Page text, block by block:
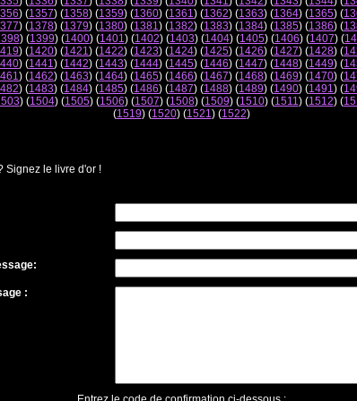
) (1357) (1358) (1359) (1360) (1361) (1362) (1363) (1364) (1365) (
) (1378) (1379) (1380) (1381) (1382) (1383) (1384) (1385) (1386) (
) (1399) (1400) (1401) (1402) (1403) (1404) (1405) (1406) (1407) (
) (1420) (1421) (1422) (1423) (1424) (1425) (1426) (1427) (1428) (
) (1441) (1442) (1443) (1444) (1445) (1446) (1447) (1448) (1449) (
) (1462) (1463) (1464) (1465) (1466) (1467) (1468) (1469) (1470) (
) (1483) (1484) (1485) (1486) (1487) (1488) (1489) (1490) (1491) (
) (1504) (1505) (1506) (1507) (1508) (1509) (1510) (1511) (1512) (
(1519) (1520) (1521) (1522)
Signez le livre d'or !
: